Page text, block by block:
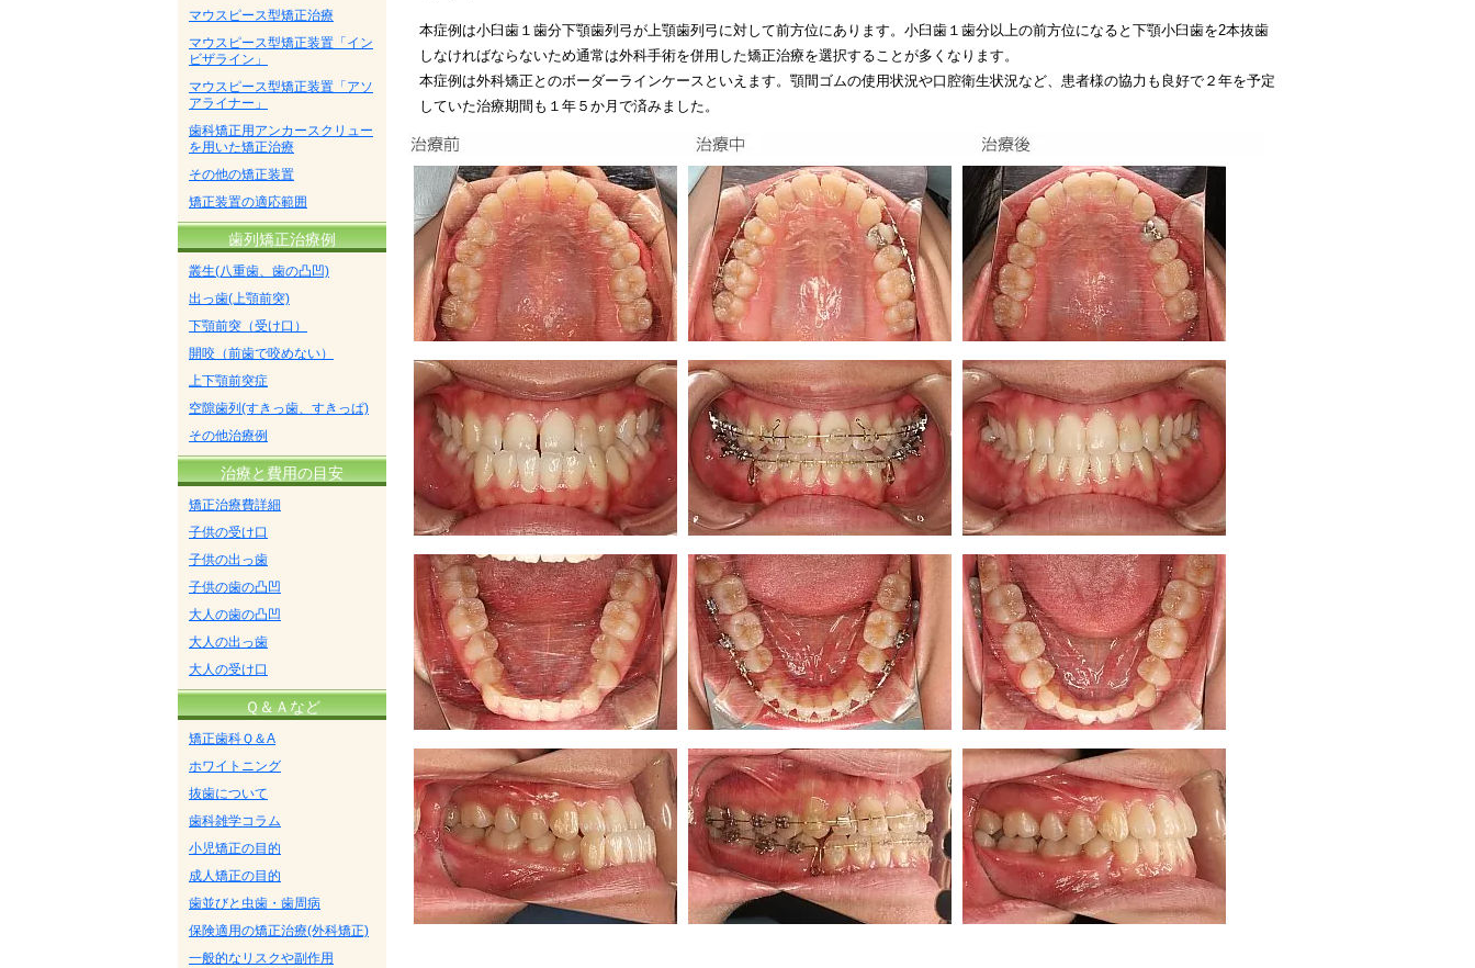
本症例は小臼歯１歯分下顎歯列弓が上顎歯列弓に対して前方位にあります。小臼歯１歯分以上の前方位になると下顎小臼歯を2本抜歯
しなければならないため通常は外科手術を併用した矯正治療を選択することが多くなります。
本症例は外科矯正とのボーダーラインケースといえます。顎間ゴムの使用状況や口腔衛生状況など、患者様の協力も良好で２年を予定
していた治療期間も１年５か月で済みました。
マウスピース型矯正治療
マウスピース型矯正装置「イン
ビザライン」
マウスピース型矯正装置「アソ
アライナー」
歯科矯正用アンカースクリュー
を用いた矯正治療
その他の矯正装置
矯正装置の適応範囲
歯列矯正治療例
叢生(八重歯、歯の凸凹)
出っ歯(上顎前突)
下顎前突（受け口）
開咬（前歯で咬めない）
上下顎前突症
空隙歯列(すきっ歯、すきっぱ)
その他治療例
治療と費用の目安
矯正治療費詳細
子供の受け口
子供の出っ歯
子供の歯の凸凹
大人の歯の凸凹
大人の出っ歯
大人の受け口
Ｑ＆Ａなど
矯正歯科Ｑ＆A
ホワイトニング
抜歯について
歯科雑学コラム
小児矯正の目的
成人矯正の目的
歯並びと虫歯・歯周病
保険適用の矯正治療(外科矯正)
一般的なリスクや副作用